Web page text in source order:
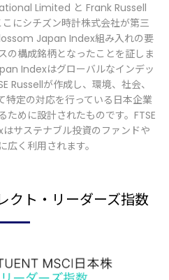
Limited と Frank Russell
にシチズン時計株式会社が第三
Japan Index組み入れの要
の構成銘柄となったことを証しま
Indexはグローバルなインデッ
Russellが作成し、環境、社会、
特定の対応を行っている日本企業
ために設計されたものです。FTSE
サステナブル投資のファンドや
く利用されます。
クト・リーダーズ指数